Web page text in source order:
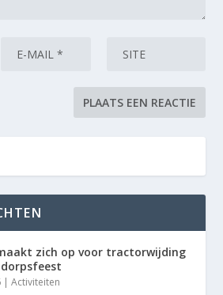
zich op voor tractorwijding
|Activiteiten